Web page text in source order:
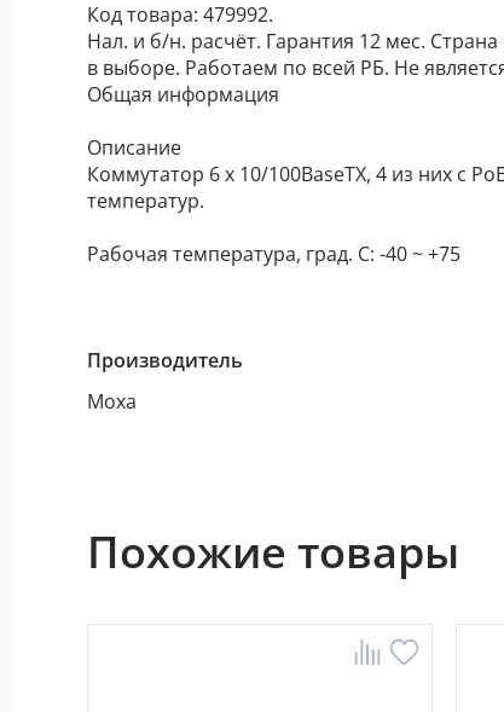
Код товара: 479992.
Нал. и б/н. расчёт. Гарантия 12 мес.
в выборе. Работаем по всей РБ. Не
Общая информация
Описание
Коммутатор 6 x 10/100BaseTX, 4 из них с
температур.
Рабочая температура, град. C: -40 ~ +75
Производитель
Moxa
Похожие товары